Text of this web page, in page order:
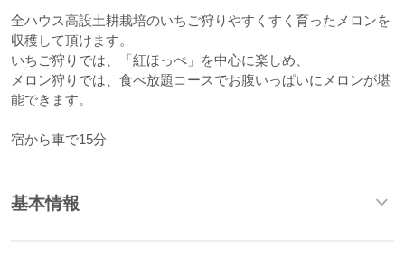
全ハウス高設土耕栽培のいちご狩りやすくすく育ったメロンを
収穫して頂けます。
いちご狩りでは、「紅ほっぺ」を中心に楽しめ、
メロン狩りでは、食べ放題コースでお腹いっぱいにメロンが堪
能できます。
宿から車で15分
基本情報